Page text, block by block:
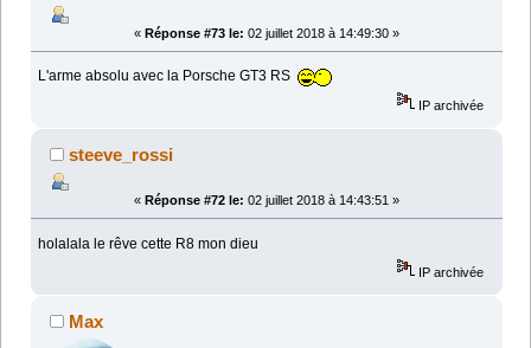
« Réponse #73 le: 02 juillet 2018 à 14:49:30 »
L'arme absolu avec la Porsche GT3 RS
IP archivée
steeve_rossi
« Réponse #72 le: 02 juillet 2018 à 14:43:51 »
holalala le rêve cette R8 mon dieu
IP archivée
Max